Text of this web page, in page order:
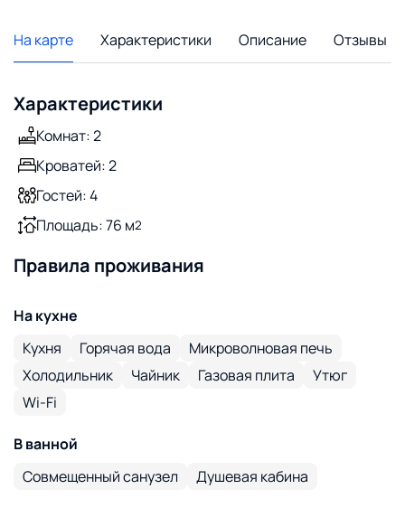
На карте Характеристики Описание Отзывы
Характеристики
Комнат: 2
Кроватей: 2
Гостей: 4
Площадь: 76 м2
Правила проживания
На кухне
Кухня
Горячая вода
Микроволновая печь
Холодильник
Чайник Газовая плита
Утюг
Wi-Fi
В ванной
Совмещенный санузел
Душевая кабина